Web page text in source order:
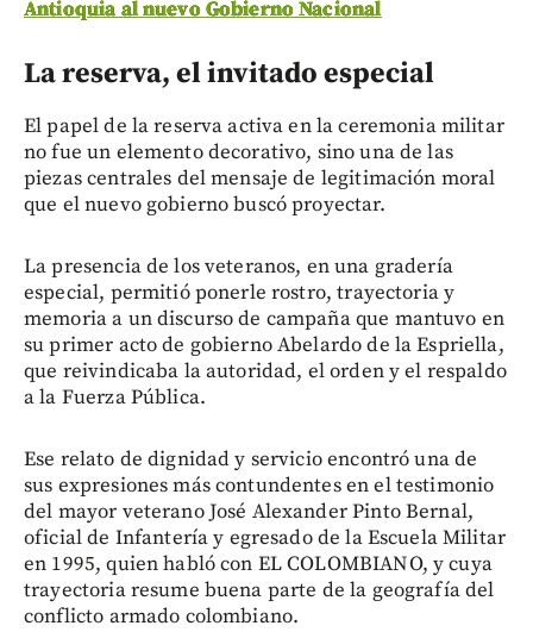
Antioquia al nuevo Gobierno Nacional
La reserva, el invitado especial
El papel de la reserva activa en la ceremonia militar
no fue un elemento decorativo, sino una de las
piezas centrales del mensaje de legitimación moral
que el nuevo gobierno buscó proyectar.
La presencia de los veteranos, en una gradería
especial, permitió ponerle rostro, trayectoria y
memoria a un discurso de campaña que mantuvo en
su primer acto de gobierno Abelardo de la Espriella,
que reivindicaba la autoridad, el orden y el respaldo
a la Fuerza Pública.
Ese relato de dignidad y servicio encontró una de
sus expresiones más contundentes en el testimonio
del mayor veterano José Alexander Pinto Bernal,
oficial de Infantería y egresado de la Escuela Militar
en 1995, quien habló con EL COLOMBIANO, y cuya
trayectoria resume buena parte de la geografía del
conflicto armado colombiano.